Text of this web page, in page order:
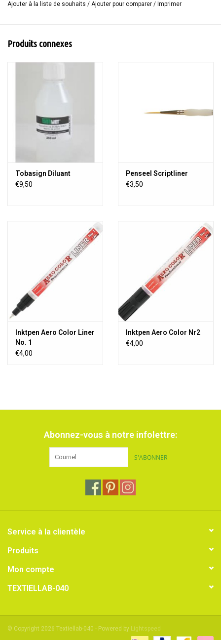
Ajouter à la liste de souhaits / Ajouter pour comparer / Imprimer
Produits connexes
Tobasign Diluant
€9,50
Penseel Scriptliner
€3,50
Inktpen Aero Color Liner
No. 1
€4,00
Inktpen Aero Color Nr2
€4,00
Abonnez-vous à notre infolettre:
S'ABONNER
Service à la clientèle
Produits
Mon compte
TEXTIELLAB-040
© Copyright 2026 Textiellab-040 - Powered by Lightspeed